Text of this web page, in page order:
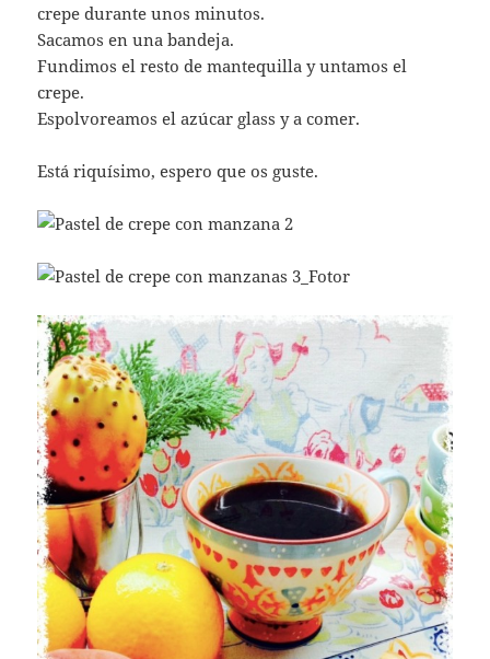
crepe durante unos minutos.
Sacamos en una bandeja.
Fundimos el resto de mantequilla y untamos el
crepe.
Espolvoreamos el azúcar glass y a comer.
Está riquísimo, espero que os guste.